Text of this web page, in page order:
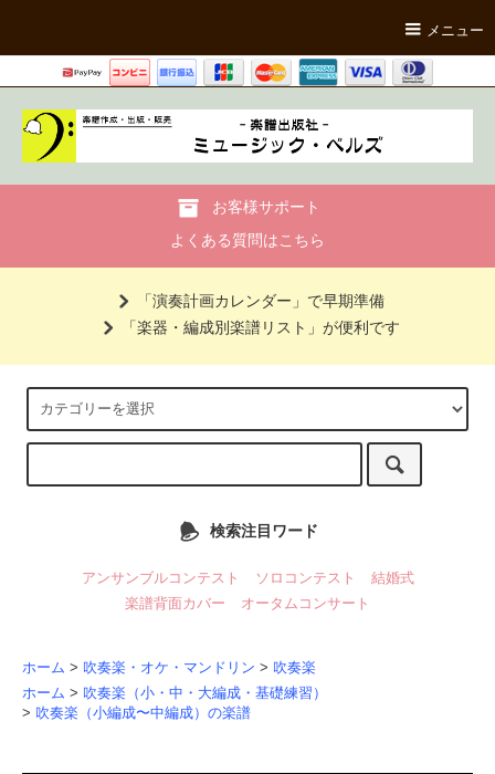
メニュー
お客様サポート
よくある質問はこちら
「演奏計画カレンダー」で早期準備
「楽器・編成別楽譜リスト」が便利です
検索注目ワード
アンサンブルコンテスト ソロコンテスト
結婚式
楽譜背面カバー
オータムコンサート
ホーム > 吹奏楽・オケ・マンドリン > 吹奏楽
ホーム > 吹奏楽（小・中・大編成・基礎練習）
> 吹奏楽（小編成〜中編成）の楽譜